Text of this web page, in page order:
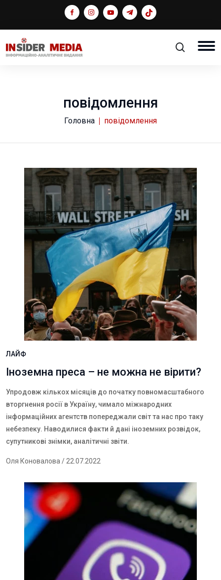
повідомлення
Головна повідомлення
ЛАЙФ
Іноземна преса – не можна не вірити?
Упродовж кількох місяців до початку повномасштабного
вторгнення росії в Україну, чимало міжнародних
інформаційних агентств попереджали світ та нас про таку
небезпеку. Наводилися факти й дані іноземних розвідок,
супутникові знімки, аналітичні звіти.
Оля Коновалова / 22.07.2022